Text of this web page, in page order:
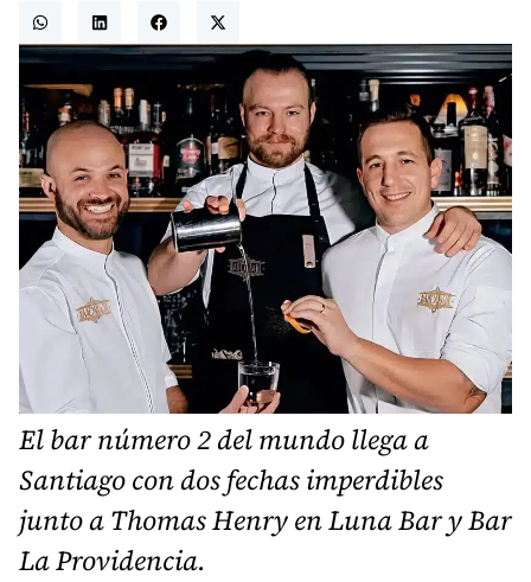
El bar número 2 del mundo llega a
Santiago con dos fechas imperdibles
junto a Thomas Henry en Luna Bar y Bar
La Providencia.